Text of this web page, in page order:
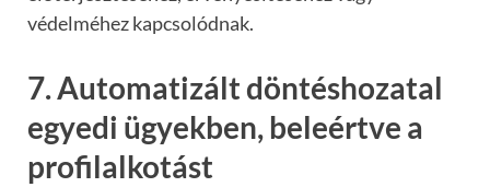
védelméhez kapcsolódnak.
7. Automatizált döntéshozatal
egyedi ügyekben, beleértve a
profilalkotást